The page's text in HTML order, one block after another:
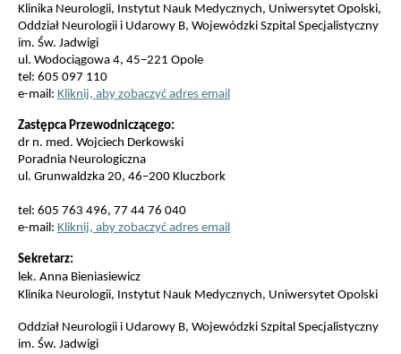
Klinika Neurologii, Instytut Nauk Medycznych, Uniwersytet Opolski,
Oddział Neurologii i Udarowy B, Wojewódzki Szpital Specjalistyczny
im. Św. Jadwigi
ul. Wodociągowa 4, 45–221 Opole
tel: 605 097 110
e-mail: Kliknij, aby zobaczyć adres email
Zastępca Przewodniczącego:
dr n. med. Wojciech Derkowski
Poradnia Neurologiczna
ul. Grunwaldzka 20, 46–200 Kluczbork
tel: 605 763 496, 77 44 76 040
e-mail: Kliknij, aby zobaczyć adres email
Sekretarz:
lek. Anna Bieniasiewicz
Klinika Neurologii, Instytut Nauk Medycznych, Uniwersytet Opolski
Oddział Neurologii i Udarowy B, Wojewódzki Szpital Specjalistyczny
im. Św. Jadwigi